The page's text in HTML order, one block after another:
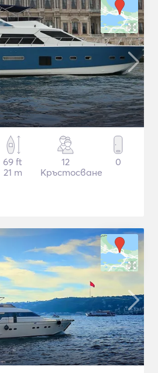
69 ft
21 m
12
Кръстосване
0